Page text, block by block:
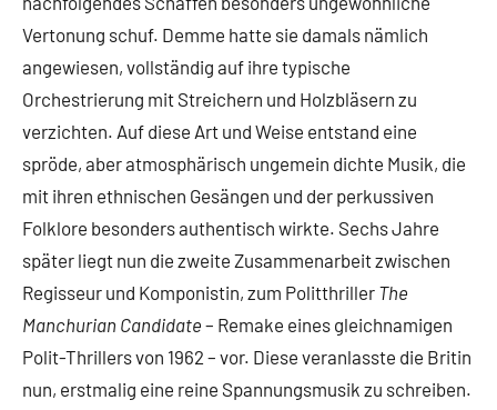
Vertonung schuf. Demme hatte sie damals nämlich
angewiesen, vollständig auf ihre typische
Orchestrierung mit Streichern und Holzbläsern zu
verzichten. Auf diese Art und Weise entstand eine
spröde, aber atmosphärisch ungemein dichte Musik, die
mit ihren ethnischen Gesängen und der perkussiven
Folklore besonders authentisch wirkte. Sechs Jahre
später liegt nun die zweite Zusammenarbeit zwischen
Regisseur und Komponistin, zum Politthriller The
Manchurian Candidate – Remake eines gleichnamigen
Polit-Thrillers von 1962 – vor. Diese veranlasste die Britin
nun, erstmalig eine reine Spannungsmusik zu schreiben.